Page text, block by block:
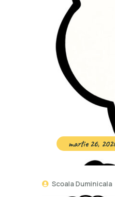
martie 26,
Scoala Duminicala